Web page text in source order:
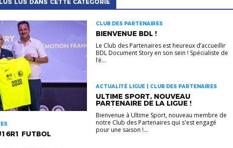
LUS DANS CETTE CATÉGORIE
FUTBOL
CLUB DES PARTENAIRES
BIENVENUE BDL !
Le Club des Partenaires est heureux d’accueillir
BDL Document Story en son sein ! Spécialiste de
l’é...
ACTUALITÉ LIGUE | CLUB DES PARTENAIRES
ULTIME SPORT, NOUVEAU
PARTENAIRE DE LA LIGUE !
Bienvenue à Ultime Sport, nouveau membre de
notre Club des Partenaires qui s'est engagé
pour une saison !...